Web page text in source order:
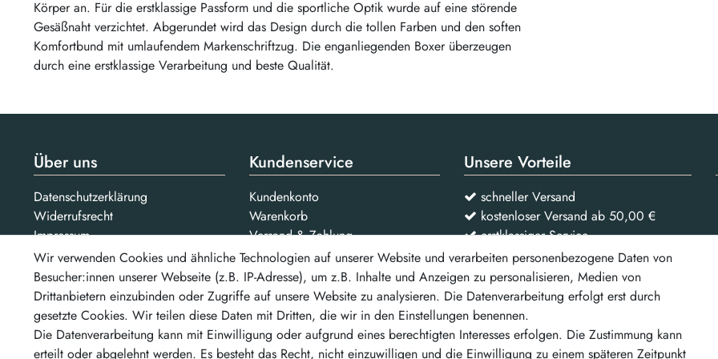
Körper an. Für die erstklassige Passform und die sportliche Optik wurde auf eine störende
Gesäßnaht verzichtet. Abgerundet wird das Design durch die tollen Farben und den soften
Komfortbund mit umlaufendem Markenschriftzug. Die enganliegenden Boxer überzeugen
durch eine erstklassige Verarbeitung und beste Qualität.
Über uns
Datenschutzerklärung
Widerrufsrecht
Impressum
AGB
Jobs
Unsere Partner
Kundenservice
Kundenkonto
Warenkorb
Versand & Zahlung
Kontakt
Bezahlarten
...und weitere
Unsere Vorteile
schneller Versand
kostenloser Versand ab 50,00 €
erstklassiger Service
Vertrag widerrufen
Wir verwenden Cookies und ähnliche Technologien auf unserer Website und verarbeiten personenbezogene Daten von
Besucher:innen unserer Webseite (z.B. IP-Adresse), um z.B. Inhalte und Anzeigen zu personalisieren, Medien von
Drittanbietern einzubinden oder Zugriffe auf unsere Website zu analysieren. Die Datenverarbeitung erfolgt erst durch
gesetzte Cookies. Wir teilen diese Daten mit Dritten, die wir in den Einstellungen benennen.
Die Datenverarbeitung kann mit Einwilligung oder aufgrund eines berechtigten Interesses erfolgen. Die Zustimmung kann
erteilt oder abgelehnt werden. Es besteht das Recht, nicht einzuwilligen und die Einwilligung zu einem späteren Zeitpunkt